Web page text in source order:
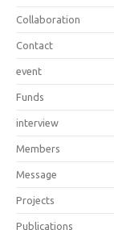
Collaboration
Contact
event
Funds
interview
Members
Message
Projects
Publications